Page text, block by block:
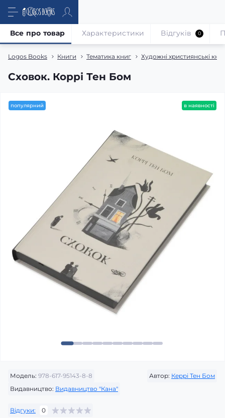
Logos Books Книги Тематика книг Художні християнські
Сховок. Коррі Тен Бом
Все про товар Характеристики Відгуків 0
популярний в наявності
Модель: 978-617-95143-8-8 Автор: Керрі Тен Бом
Видавництво: Видавництво "Кана"
Відгуки: 0